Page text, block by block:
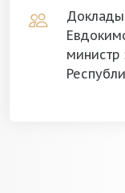
министр